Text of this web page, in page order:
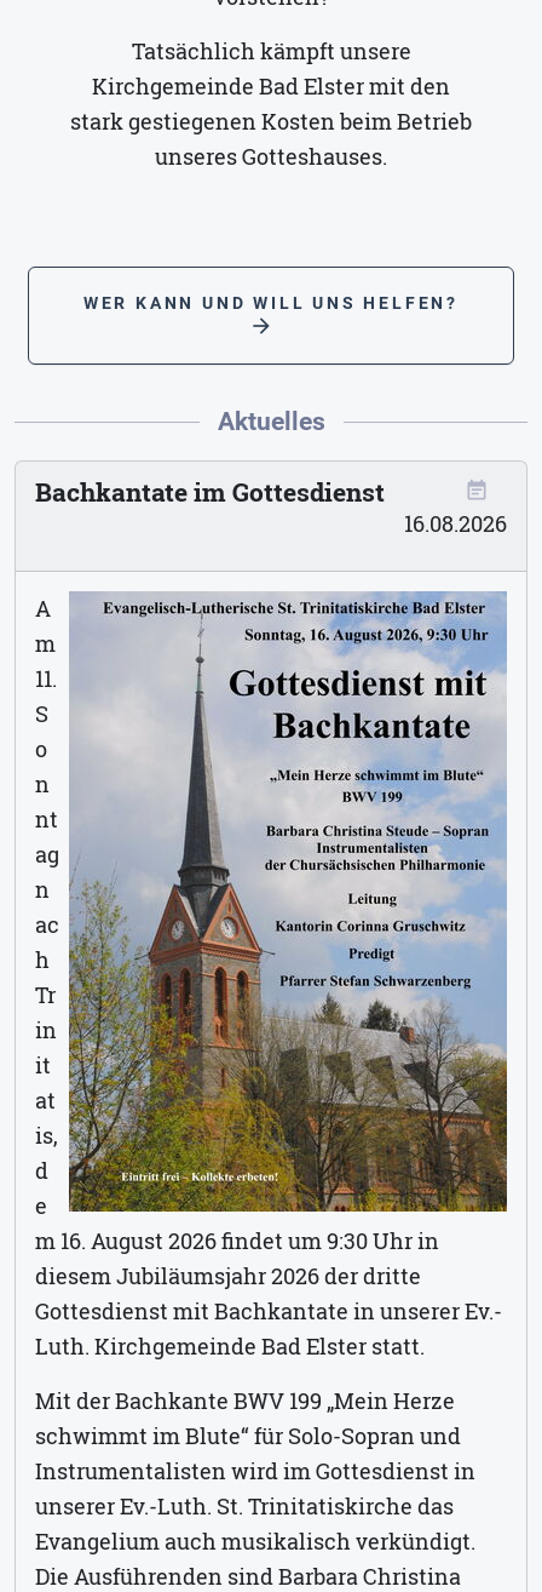
Tatsächlich kämpft unsere
Kirchgemeinde Bad Elster mit den
stark gestiegenen Kosten beim Betrieb
unseres Gotteshauses.
WER KANN UND WILL UNS HELFEN?
arrow_forward
Aktuelles
Bachkantate im Gottesdienst event_note
16.08.2026
A
m
11.
S
o
n
nt
ag
n
ac
h
Tr
in
it
at
is,
d
e
m 16. August 2026 findet um 9:30 Uhr in
diesem Jubiläumsjahr 2026 der dritte
Gottesdienst mit Bachkantate in unserer Ev.-
Luth. Kirchgemeinde Bad Elster statt.
Mit der Bachkante BWV 199 „Mein Herze
schwimmt im Blute“ für Solo-Sopran und
Instrumentalisten wird im Gottesdienst in
unserer Ev.-Luth. St. Trinitatiskirche das
Evangelium auch musikalisch verkündigt.
Die Ausführenden sind Barbara Christina